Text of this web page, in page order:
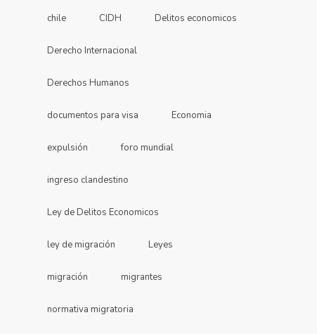
chile CIDH Delitos economicos
Derecho Internacional
Derechos Humanos
documentos para visa Economia
expulsión foro mundial
ingreso clandestino
Ley de Delitos Economicos
ley de migración Leyes
migración migrantes
normativa migratoria